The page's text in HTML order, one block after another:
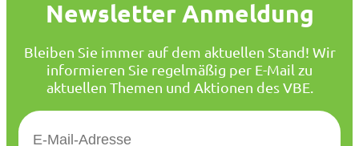
Newsletter Anmeldung
Bleiben Sie immer auf dem aktuellen Stand! Wir
informieren Sie regelmäßig per E-Mail zu
aktuellen Themen und Aktionen des VBE.
E